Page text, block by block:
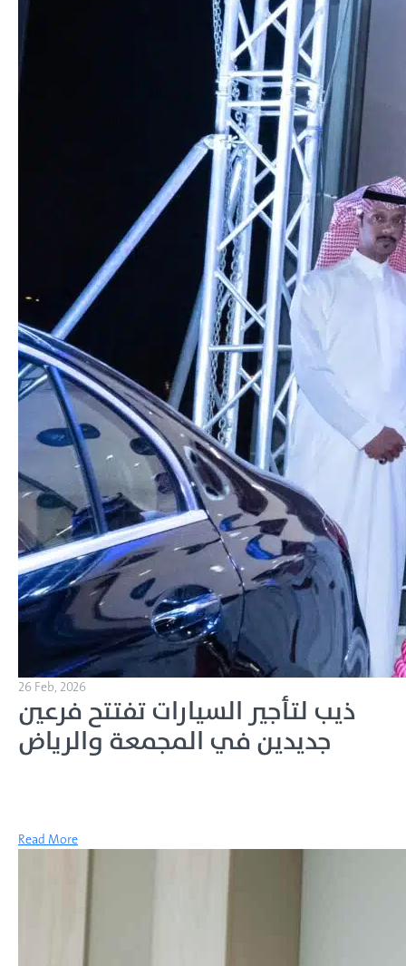
26 Feb, 2026
ذيب لتأجير السيارات تفتتح فرعين
جديدين في المجمعة والرياض
Read More